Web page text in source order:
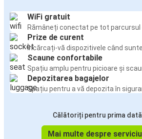
WiFi gratuit
Rămâneți conectat pe tot parcursul
Prize de curent
Încărcați-vă dispozitivele când
Scaune confortabile
Spațiu amplu pentru picioare și
Depozitarea bagajelor
Spațiu pentru a vă depozita în
Călătoriți pentru prima
Mai multe despre